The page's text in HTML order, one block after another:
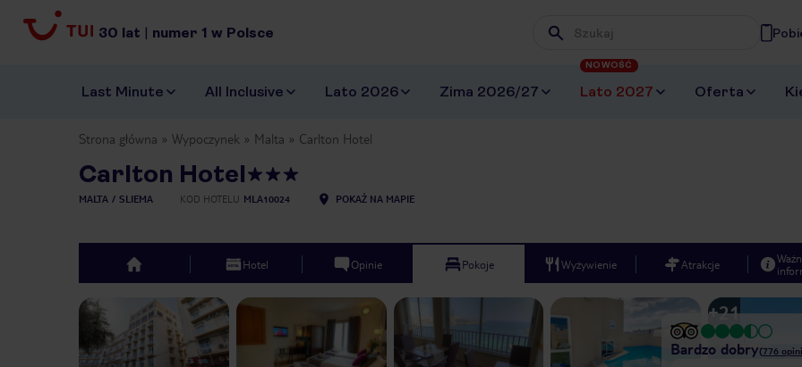
30 lat | numer 1 w Polsce Wpisz frazę, której szukasz
Last Minute All Inclusive Lato 2026 Zima 2026/27 Lato 2027
NOWOŚĆ
Oferta
Strona główna Wypoczynek Malta Carlton Hotel
Carlton Hotel
MALTA SLIEMA KOD HOTELU MLA10024 POKAŻ NA MAPIE
top Hotel Opinie Pokoje Wyżywienie Atrakcje
Previous slide +21
Bardzo dobry(776